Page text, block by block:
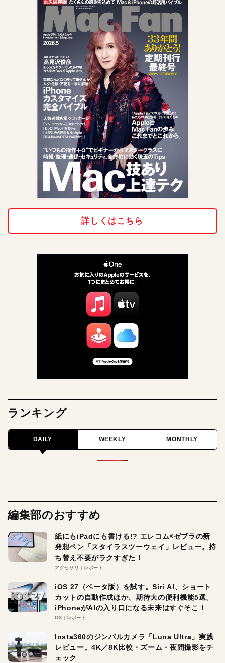
詳しくはこちら
ランキング
DAILY WEEKLY MONTHLY
編集部のおすすめ
紙にもiPadにも書ける!? エレコム×ゼブラの新
発想ペン「スタイラスツーウェイ」レビュー。持
ち替え不要がラクすぎた！
アクセサリ レポート
iOS 27（ベータ版）を試す。Siri AI、ショート
カットの自動作成ほか、期待大の便利機能5選。
iPhoneがAIの入り口になる未来はすぐそこ！
OS レポート
Insta360のジンバルカメラ「Luna Ultra」実践
レビュー。4K／8K比較・ズーム・夜間撮影をチ
ェック